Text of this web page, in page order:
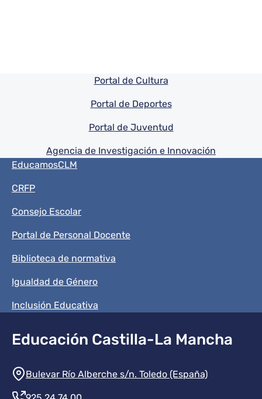
Pie de pagina información
Portal de Cultura
Portal de Deportes
Portal de Juventud
Agencia de Investigación e Innovación
Menú del pie
EducamosCLM
CRFP
Consejo Escolar
Portal de Personal Docente
Biblioteca de normativa
Igualdad de Género
Inclusión Educativa
Educación Castilla-La Mancha
Información de la institución
Bulevar Río Alberche s/n. Toledo (España)